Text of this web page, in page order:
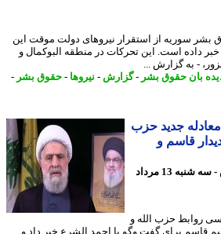
سوریه از استقرار نیروهای دولت موقت این
است. این تحرکات در منطقه البوکمال و
- به گزارش ...
بان حقوق بشر -گزارش -نیروها-حقوق بشر -
جدید حزب
قاسم و
6 روز پیش - سه شنبه 13 مرداد
حزب الله و
برای گفت وگو با احمد الشرع خبر داد و